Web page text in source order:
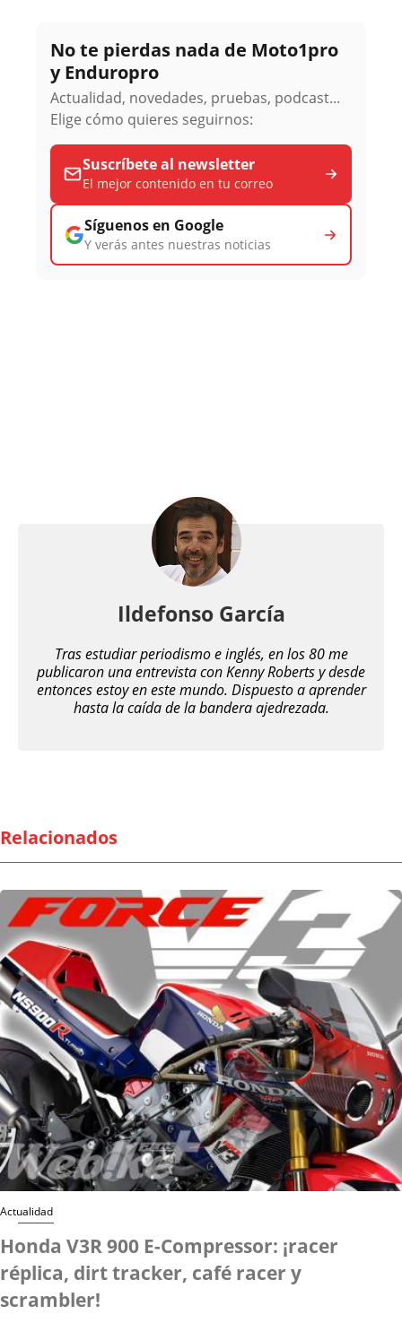
No te pierdas nada de Moto1pro
y Enduropro
Actualidad, novedades, pruebas, podcast...
Elige cómo quieres seguirnos:
Suscríbete al newsletter
El mejor contenido en tu correo
Síguenos en Google
Y verás antes nuestras noticias
Ildefonso García
Tras estudiar periodismo e inglés, en los 80 me
publicaron una entrevista con Kenny Roberts y desde
entonces estoy en este mundo. Dispuesto a aprender
hasta la caída de la bandera ajedrezada.
Relacionados
Actualidad
Honda V3R 900 E-Compressor: ¡racer
réplica, dirt tracker, café racer y
scrambler!